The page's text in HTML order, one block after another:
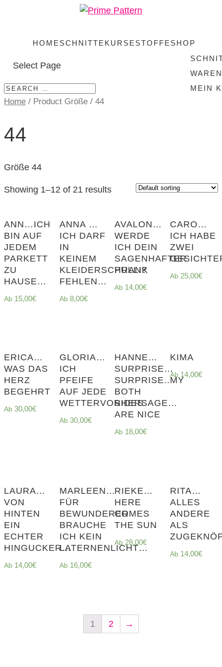
HOME SCHNITTE KURSE STOFFE SHOP
MEIN
Select Page
Home / Product Größe / 44
44
Größe 44
Showing 1–12 of 21 results
ANN…ICH
BIN AUF
JEDEM
PARKETT
ZU
HAUSE…
15,00€
ANNA …
ICH DARF
IN
KEINEM
KLEIDERSCHRANK
FEHLEN…
8,00€
AVALON…
WERDE
ICH DEIN
SAGENHAFTER
PULLI?
14,00€
CARO…
ICH HABE
ZWEI
25,00€
ERICA…
WAS DAS
HERZ
BEGEHRT
30,00€
GLORIA…
ICH
PFEIFE
AUF JEDE
WETTERVORHERSAGE…
30,00€
HANNE…
SURPRISE…
SURPRISE..MY
BOTH
SIDES
ARE NICE
18,00€
KIMA
14,00€
LAURA…
VON
HINTEN
EIN
ECHTER
HINGUCKER…
14,00€
MARLEEN…
FÜR
BEWUNDERER
BRAUCHE
ICH KEIN
LATERNENLICHT…
16,00€
RIEKE…
HERE
COMES
THE SUN
28,00€
RITA…
ALLES
ANDERE
ALS
14,00€
1 2 →